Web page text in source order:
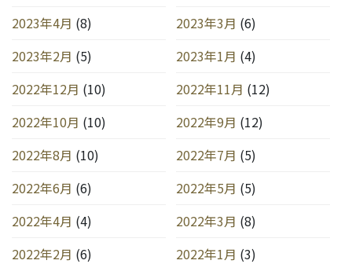
2023年4月 (8) 2023年3月 (6)
2023年2月 (5) 2023年1月 (4)
2022年12月 (10) 2022年11月 (12)
2022年10月 (10) 2022年9月 (12)
2022年8月 (10) 2022年7月 (5)
2022年6月 (6) 2022年5月 (5)
2022年4月 (4) 2022年3月 (8)
2022年2月 (6) 2022年1月 (3)